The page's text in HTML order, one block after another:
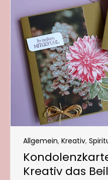
Allgemein, Kreativ,
Kreativ das